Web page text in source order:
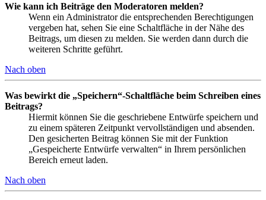
Wie kann ich Beiträge den Moderatoren melden?
Wenn ein Administrator die entsprechenden Berechtigungen
vergeben hat, sehen Sie eine Schaltfläche in der Nähe des
Beitrags, um diesen zu melden. Sie werden dann durch die
weiteren Schritte geführt.
Nach oben
Was bewirkt die „Speichern“-Schaltfläche beim Schreiben eines
Beitrags?
Hiermit können Sie die geschriebene Entwürfe speichern und
zu einem späteren Zeitpunkt vervollständigen und absenden.
Den gesicherten Beitrag können Sie mit der Funktion
„Gespeicherte Entwürfe verwalten“ in Ihrem persönlichen
Bereich erneut laden.
Nach oben